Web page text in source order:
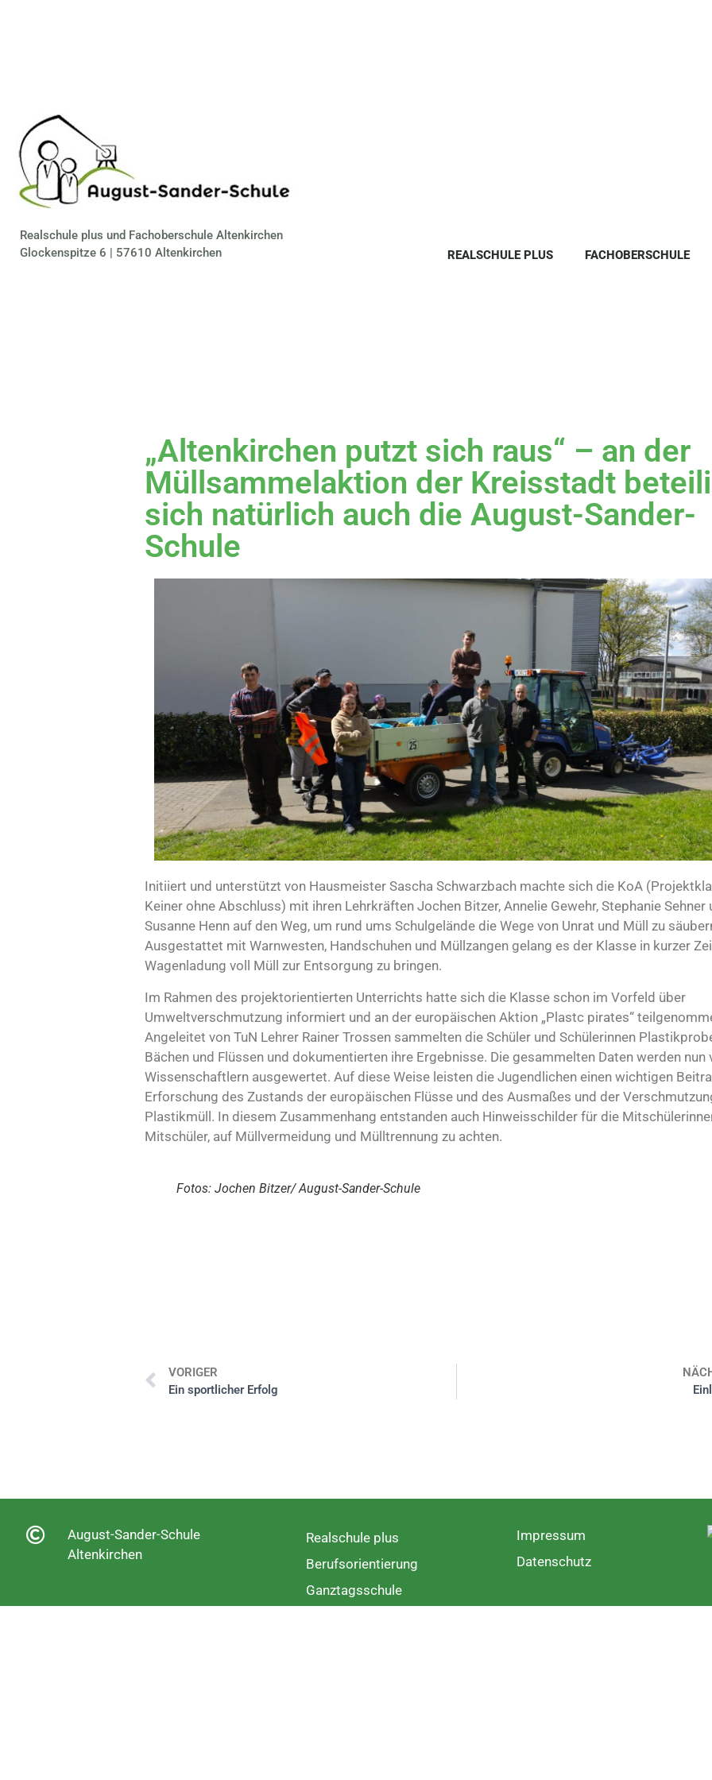
Realschule plus und Fachoberschule Altenkirchen
Glockenspitze 6 | 57610 Altenkirchen
REALSCHULE PLUS FACHOBERSCHULE
„Altenkirchen putzt sich raus“ – an der
Müllsammelaktion der Kreisstadt
sich natürlich auch die August-Sander-
Schule
Initiiert und unterstützt von Hausmeister Sascha Schwarzbach machte sich die KoA
Keiner ohne Abschluss) mit ihren Lehrkräften Jochen Bitzer, Annelie Gewehr, Stephanie Sehner
Susanne Henn auf den Weg, um rund ums Schulgelände die Wege von Unrat und Müll zu
Ausgestattet mit Warnwesten, Handschuhen und Müllzangen gelang es der Klasse in kurzer
Wagenladung voll Müll zur Entsorgung zu bringen.
Im Rahmen des projektorientierten Unterrichts hatte sich die Klasse schon im Vorfeld über
Umweltverschmutzung informiert und an der europäischen Aktion „Plastc pirates“
Angeleitet von TuN Lehrer Rainer Trossen sammelten die Schüler und Schülerinnen
Bächen und Flüssen und dokumentierten ihre Ergebnisse. Die gesammelten Daten werden nun
Wissenschaftlern ausgewertet. Auf diese Weise leisten die Jugendlichen einen wichtigen
Erforschung des Zustands der europäischen Flüsse und des Ausmaßes und der
Plastikmüll. In diesem Zusammenhang entstanden auch Hinweisschilder für die
Mitschüler, auf Müllvermeidung und Mülltrennung zu achten.
Fotos: Jochen Bitzer/ August-Sander-Schule
VORIGER
Ein sportlicher Erfolg
August-Sander-Schule
Altenkirchen
Realschule plus
Berufsorientierung
Ganztagsschule
Impressum
Datenschutz